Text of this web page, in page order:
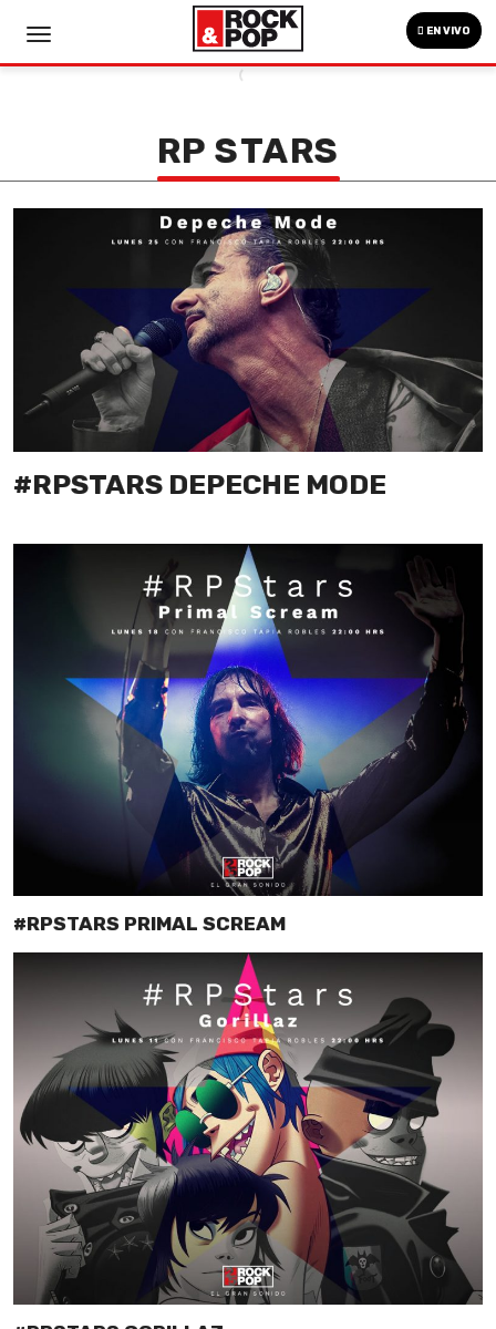
EN VIVO
RP STARS
#RPSTARS DEPECHE MODE
#RPSTARS PRIMAL SCREAM